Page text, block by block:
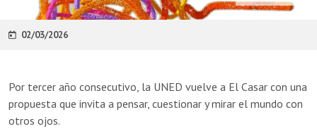
02/03/2026
Por tercer año consecutivo, la UNED vuelve a El Casar con una
propuesta que invita a pensar, cuestionar y mirar el mundo con
otros ojos.